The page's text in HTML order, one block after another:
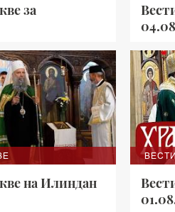
за
на Илиндан